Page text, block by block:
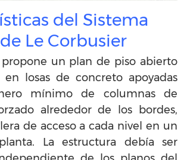
del Sistema
Le Corbusier
un plan de piso abierto
losas de concreto apoyadas
mínimo de columnas de
alrededor de los bordes,
de acceso a cada nivel en un
La estructura debía ser